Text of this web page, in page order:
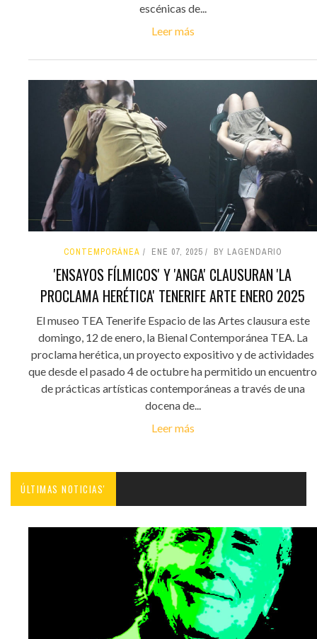
escénicas de...
Leer más
CONTEMPORÁNEA ENE 07, 2025 BY LAGENDARIO
'ENSAYOS FÍLMICOS' Y 'ANGA' CLAUSURAN 'LA
PROCLAMA HERÉTICA' TENERIFE ARTE ENERO 2025
El museo TEA Tenerife Espacio de las Artes clausura este
domingo, 12 de enero, la Bienal Contemporánea TEA. La
proclama herética, un proyecto expositivo y de actividades
que desde el pasado 4 de octubre ha permitido un encuentro
de prácticas artísticas contemporáneas a través de una
docena de...
Leer más
ÚLTIMAS NOTICIAS'